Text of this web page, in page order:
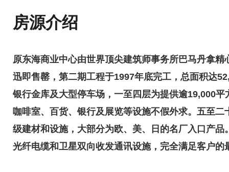
房源介绍
原东海商业中心由世界顶尖建筑师事务所巴马丹拿
迅即售罄，第二期工程于1997年底完工，总面积达
银行金库及大型停车场，一至四层为提供逾19,000
咖啡室、百货、银行及展览等设施不假外求。五至
级建材和设施，大部分为欧、美、日的名厂入口产
光纤电缆和卫星双向收发通讯设施，完全满足客户的